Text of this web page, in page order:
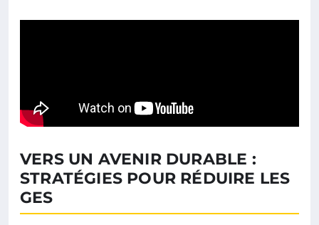
VERS UN AVENIR DURABLE :
STRATÉGIES POUR RÉDUIRE LES
GES